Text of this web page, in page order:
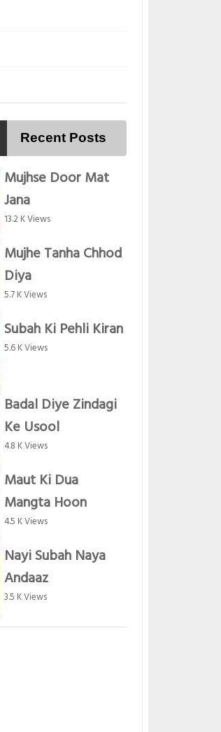
Recent Posts
Mujhse Door Mat
Jana
13.2 K Views
Mujhe Tanha Chhod
Diya
5.7 K Views
Subah Ki Pehli Kiran
5.6 K Views
Badal Diye Zindagi
Ke Usool
4.8 K Views
Maut Ki Dua
Mangta Hoon
4.5 K Views
Nayi Subah Naya
Andaaz
3.5 K Views